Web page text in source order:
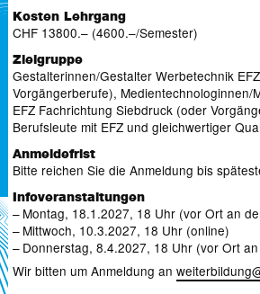
Kosten Lehrgang
CHF 13800.– (4600.–/Semester)
Zielgruppe
Gestalterinnen/Gestalter Werbetechnik
Vorgängerberufe), Medientechnologinnen/
EFZ Fachrichtung Siebdruck (oder
Berufsleute mit EFZ und gleichwertiger
Anmeldefrist
Bitte reichen Sie die Anmeldung bis
Infoveranstaltungen
Montag, 18.1.2027, 18 Uhr (vor Ort an
Mittwoch, 10.3.2027, 18 Uhr (online)
Donnerstag, 8.4.2027, 18 Uhr (vor Ort
Wir bitten um Anmeldung anweiterbildung